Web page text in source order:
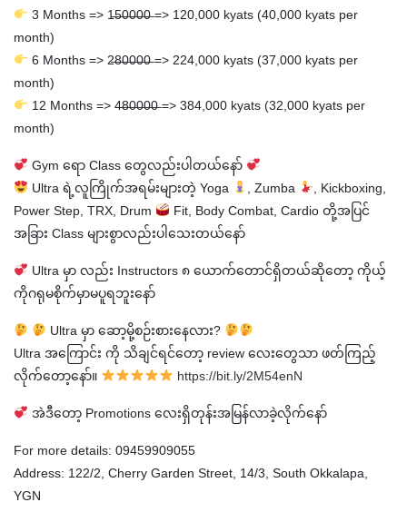
3 Months => 1̶5̶0̶0̶0̶0̶ => 120,000 kyats (40,000 kyats per
month)
6 Months => 2̶8̶0̶0̶0̶0̶ => 224,000 kyats (37,000 kyats per
month)
12 Months => 4̶8̶0̶0̶0̶0̶ => 384,000 kyats (32,000 kyats per
month)
Gym ရော Class တွေလည်းပါတယ်နော်
Ultra ရဲ့လူကြိုက်အရမ်းများတဲ့ Yoga
, Zumba
, Kickboxing,
Power Step, TRX, Drum
Fit, Body Combat, Cardio တို့အပြင်
အခြား Class များစွာလည်းပါသေးတယ်နော်
Ultra မှာ လည်း Instructors ၈ ယောက်တောင်ရှိတယ်ဆိုတော့ ကိုယ့်
ကိုဂရုမစိုက်မှာမပူရဘူးနော်
Ultra မှာ ဆော့မို့စဉ်းစားနေလား?
Ultra အကြောင်း ကို သိချင်ရင်တော့ review လေးတွေသာ ဖတ်ကြည့်
လိုက်တော့နော်။
https://bit.ly/2M54enN
အဲဒီတော့ Promotions လေးရှိတုန်းအမြန်လာခဲ့လိုက်နော်
For more details: 09459909055
Address: 122/2, Cherry Garden Street, 14/3, South Okkalapa,
YGN